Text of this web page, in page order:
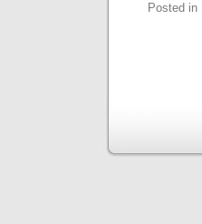
Posted in